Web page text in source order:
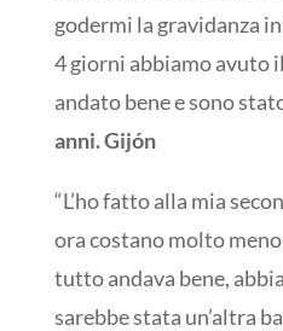
godermi la gravidanza
4 giorni abbiamo avuto
andato bene e sono
anni. Gijón
“L’ho fatto alla mia
ora costano molto
tutto andava bene,
sarebbe stata un’altra